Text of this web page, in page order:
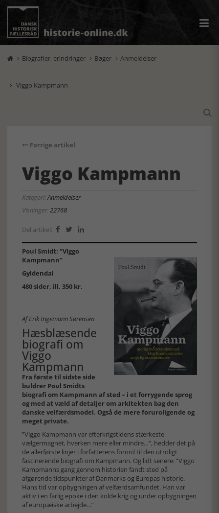
 Biografier, erindringer  Bøger  Anmeldelser
 Viggo Kampmann

Forrige artikel
Viggo Kampmann
Kategori:Anmeldelser
Visninger:22768
Del artikel:   
Poul Smidt: ”Viggo
Kampmann”
Gyldendal
480 sider, ill. 350 kr.
Af Erik Ingemann Sørensen
Hæsblæsende
biografi om
Viggo
Kampmann
Fra første til sidste side
buldrer Poul Smidts
biografi om Kampmann af sted – i et forrygende sprog
og med at væld af detaljer om arkitekten bag den
danske velfærdsmodel. Også de mere foruroligende og
meget private.
”Viggo Kampmann var efterkrigstidens stærkeste
vælgermagnet, hverken mere eller mindre…”, hedder det på
de allerførste linjer i forfatterens forord til den utroligt
fascinerende biografi om Kampmann. Og lidt senere: ”Viggo
Kampmanns gang gennem historien fandt sted på
afgørende tidspunkter af Danmarks og Europas historie.
Hans tid var opbygningen af velfærdsamfundet. Han var
aktiv i en farlig epoke i den kolde krig og under opbygningen
af europæiske arbejde…”